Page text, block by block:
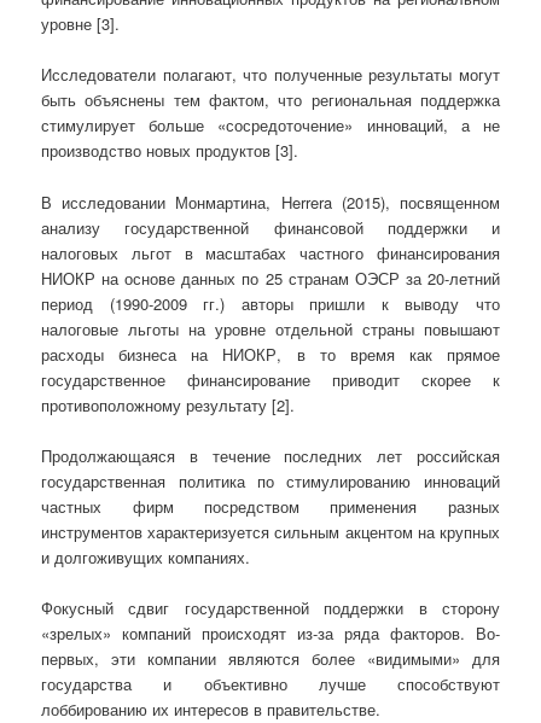
уровне [3].
Исследователи полагают, что полученные результаты могут
быть объяснены тем фактом, что региональная поддержка
стимулирует больше «сосредоточение» инноваций, а не
производство новых продуктов [3].
В исследовании Монмартина, Herrera (2015), посвященном
анализу государственной финансовой поддержки и
налоговых льгот в масштабах частного финансирования
НИОКР на основе данных по 25 странам ОЭСР за 20-летний
период (1990-2009 гг.) авторы пришли к выводу что
налоговые льготы на уровне отдельной страны повышают
расходы бизнеса на НИОКР, в то время как прямое
государственное финансирование приводит скорее к
противоположному результату [2].
Продолжающаяся в течение последних лет российская
государственная политика по стимулированию инноваций
частных фирм посредством применения разных
инструментов характеризуется сильным акцентом на крупных
и долгоживущих компаниях.
Фокусный сдвиг государственной поддержки в сторону
«зрелых» компаний происходят из-за ряда факторов. Во-
первых, эти компании являются более «видимыми» для
государства и объективно лучше способствуют
лоббированию их интересов в правительстве.